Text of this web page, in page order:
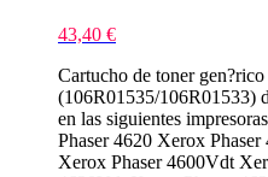
43,40 €
Cartucho de toner
(106R01535/106R01533)
en las siguientes
Phaser 4620 Xerox
Xerox Phaser 4600Vdt